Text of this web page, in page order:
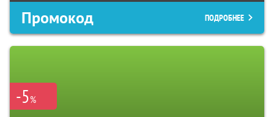
Промокод ПОДРОБНЕЕ
-5%